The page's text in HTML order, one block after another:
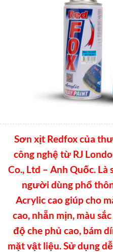
Sơn xịt Redfox của
công nghệ từ RJ
Co., Ltd – Anh Quốc.
người dùng phổ
Acrylic cao giúp cho
cao, nhẵn mịn, màu
độ che phủ cao, bám
mặt vật liệu. Sử dụng